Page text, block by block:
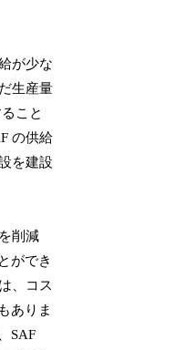
が少な
生産量
こと
の供給
を建設
削減
ができ
、コス
ありま
SAF